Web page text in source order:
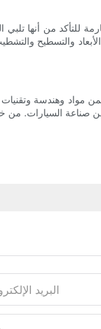
للتأكد من أنها
والتسطيح
مواد وهندسة
البريد